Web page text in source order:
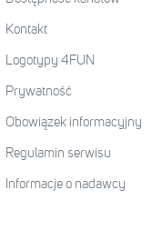
Kontakt
Logotypy 4FUN
Prywatność
Obowiązek informacyjny
Regulamin serwisu
Informacje o nadawcy